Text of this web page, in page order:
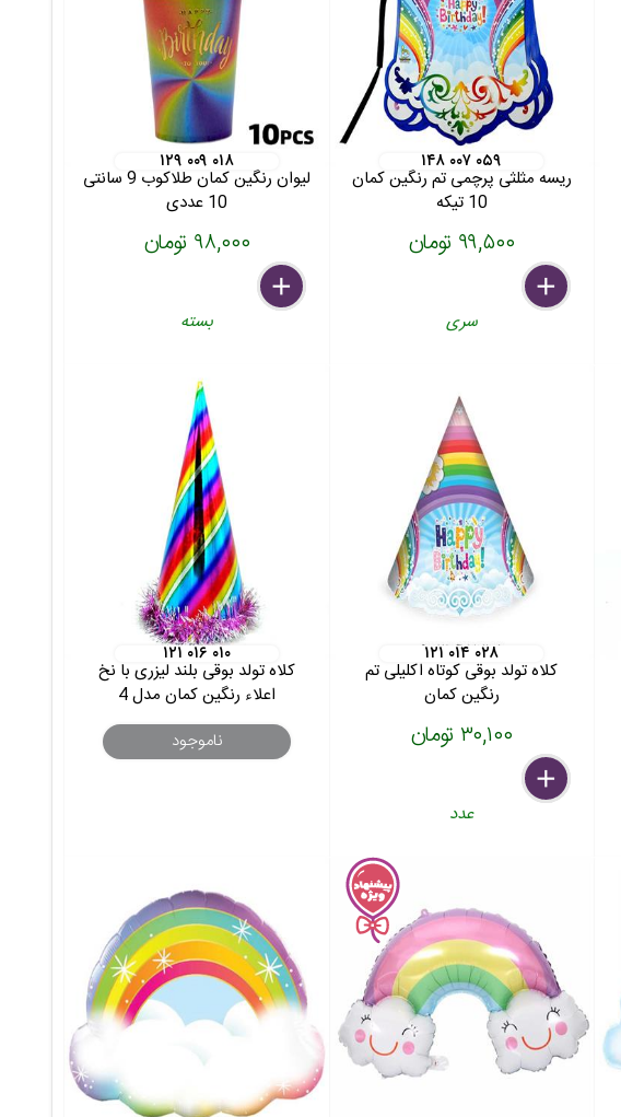
۱۴۸ ۰۰۷ ۰۵۹
ریسه مثلثی پرچمی تم رنگین کمان
10 تیکه
۹۹,۵۰۰ تومان
delete
remove
add
سری
۱۲۹ ۰۰۹ ۰۱۸
لیوان رنگین کمان طلاکوب 9 سانتی
10 عددی
۹۸,۰۰۰ تومان
delete
remove
add
بسته
۱۲۱ ۰۱۴ ۰۲۸
کلاه تولد بوقی کوتاه اکلیلی تم
رنگین کمان
۳۰,۱۰۰ تومان
delete
remove
add
عدد
۱۲۱ ۰۱۶ ۰۱۰
کلاه تولد بوقی بلند لیزری با نخ
اعلاء رنگین کمان مدل 4
ناموجود